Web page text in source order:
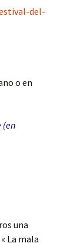
del-
o en
(en
una
« La mala